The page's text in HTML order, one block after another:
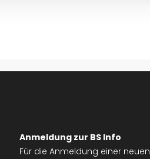
Anmeldung zur BS Info
Für die Anmeldung einer neuen